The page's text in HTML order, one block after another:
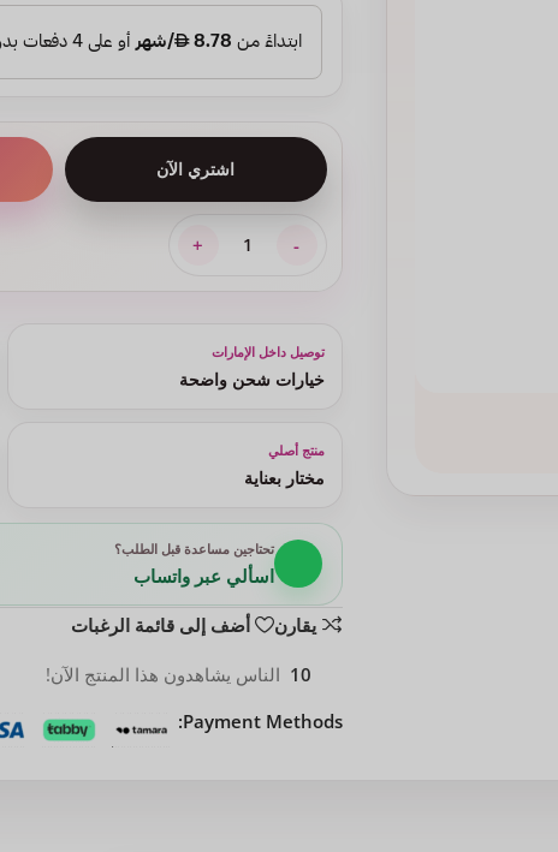
اشتري الآن
توصيل داخل الإمارات
خيارات شحن واضحة
منتج أصلي
مختار بعناية
تحتاجين مساعدة قبل الطلب؟
اسألي عبر واتساب
يقارن أضف إلى قائمة الرغبات
10 الناس يشاهدون هذا المنتج الآن!
Payment Methods: